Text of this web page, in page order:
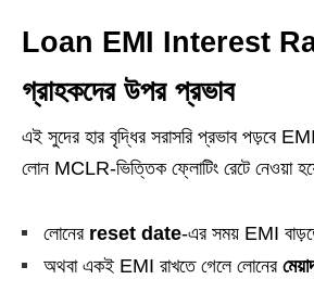
Loan EMI Interest
গ্রাহকদের উপর প্রভাব
এই সুদের হার বৃদ্ধির সরাসরি প্রভাব পড়বে
লোন MCLR-ভিত্তিক ফ্লোটিং রেটে নেওয়া
লোনের reset date-এর সময় EMI
অথবা একই EMI রাখতে গেলে লোনের